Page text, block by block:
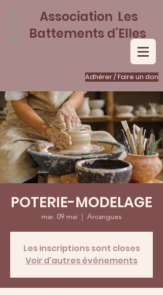
Adhérer / Faire un don
Association Les
Battements d'Elles
POTERIE-MODELAGE
mar. 09 mai
  |
Arcangues
Les inscriptions sont closes
Voir d'autres événements